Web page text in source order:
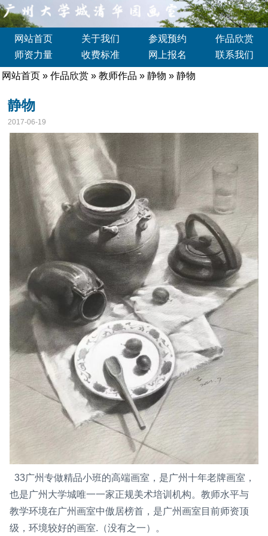
网站首页 关于我们 参观预约
作品欣赏
师资力量
收费标准 网上报名 联系我们
网站首页 » 作品欣赏 » 教师作品 » 静物 » 静物
静物
2017-06-19
33广州专做精品小班的高端画室，是广州十年老牌画室，
也是广州大学城唯一一家正规美术培训机构。教师水平与
教学环境在广州画室中傲居榜首，是广州画室目前师资顶
级，环境较好的画室.（没有之一）。